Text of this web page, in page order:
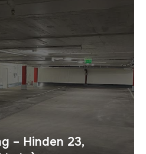
– Hinden 23,